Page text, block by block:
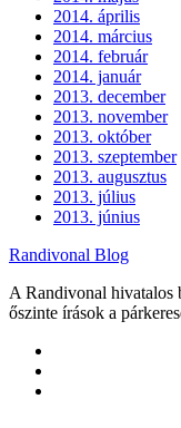
2014. április
2014. március
2014. február
2014. január
2013. december
2013. november
2013. október
2013. szeptember
2013. augusztus
2013. július
2013. június
Randivonal Blog
A Randivonal hivatalos
őszinte írások a